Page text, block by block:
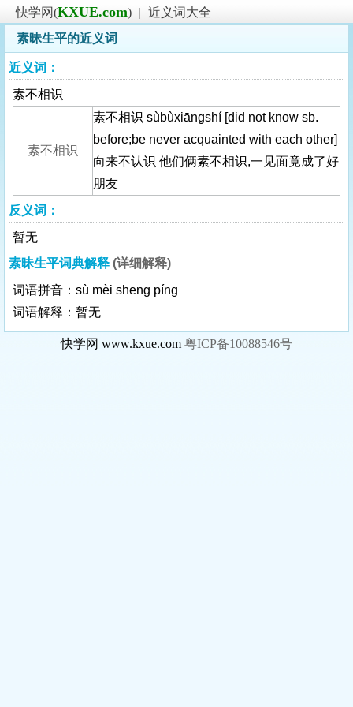
快学网(KXUE.com) | 近义词大全
素昧生平的近义词
近义词：
素不相识
素不相识
素不相识 sùbùxiāngshí [did not know sb.
before;be never acquainted with each other]
向来不认识 他们俩素不相识,一见面竟成了好
朋友
反义词：
暂无
素昧生平词典解释 (详细解释)
词语拼音：sù mèi shēng píng
词语解释：暂无
快学网 www.kxue.com 粤ICP备10088546号